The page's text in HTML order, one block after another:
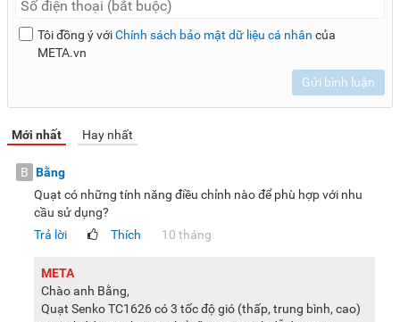
Tôi đồng ý vớiChính sách bảo mật dữ liệu cá nhân của
META.vn
Gửi bình luận
Mới nhất Hay nhất
B Bằng
Quạt có những tính năng điều chỉnh nào để phù hợp với nhu
cầu sử dụng?
Trả lời
Thích 10 tháng
META
Chào anh Bằng,
Quạt Senko TC1626 có 3 tốc độ gió (thấp, trung bình, cao)